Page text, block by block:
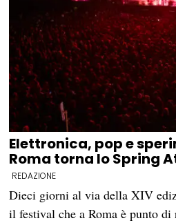
Elettronica, pop e
Roma torna lo Spring
REDAZIONE
Dieci giorni al via della XIV
il festival che a Roma è punto